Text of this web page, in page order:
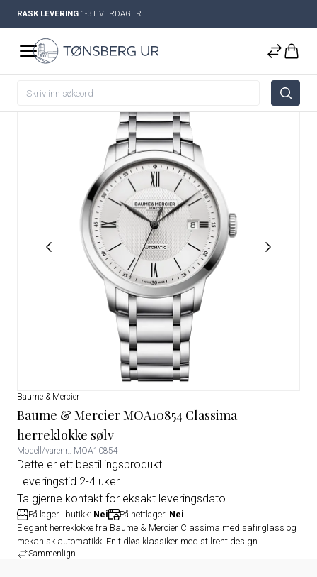
RASK LEVERING 1-3 HVERDAGER
Baume & Mercier
Baume & Mercier MOA10854 Classima
herreklokke sølv
Modell/varenr.: MOA10854
Dette er ett bestillingsprodukt.
Leveringstid 2-4 uker.
Ta gjerne kontakt for eksakt leveringsdato.
På lager i butikk: Nei På nettlager: Nei
Elegant herreklokke fra Baume & Mercier Classima med safirglass og
mekanisk automatikk. En tidløs klassiker med stilrent design.
Sammenlign